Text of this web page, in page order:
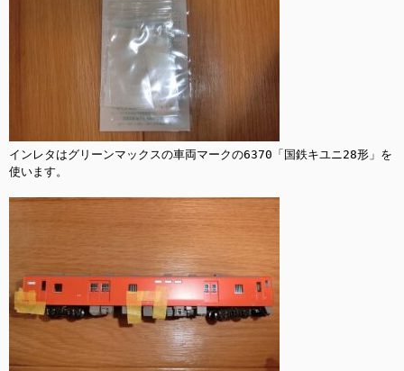
インレタはグリーンマックスの車両マークの6370「国鉄キユニ28形」を
使います。